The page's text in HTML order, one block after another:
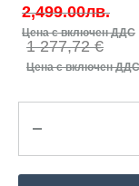
2,499.00лв.
1 277,72 €